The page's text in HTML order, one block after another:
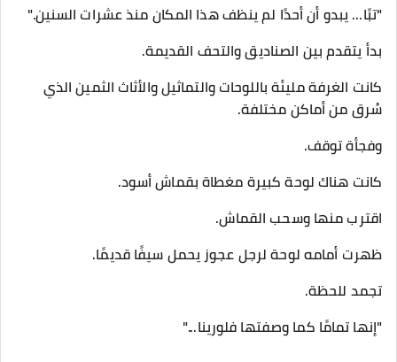
"تبًا... يبدو أن أحدًا لم ينظف هذا المكان منذ عشرات السنين."
بدأ يتقدم بين الصناديق والتحف القديمة.
كانت الغرفة مليئة باللوحات والتماثيل والأثاث الثمين الذي
سُرق من أماكن مختلفة.
وفجأة توقف.
كانت هناك لوحة كبيرة مغطاة بقماش أسود.
اقترب منها وسحب القماش.
ظهرت أمامه لوحة لرجل عجوز يحمل سيفًا قديمًا.
تجمد للحظة.
"إنها تمامًا كما وصفتها فلورينا..."